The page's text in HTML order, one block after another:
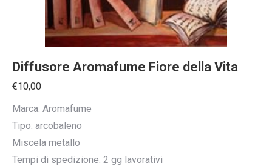
Diffusore Aromafume Fiore della Vita
€10,00
Marca: Aromafume
Tipo: arcobaleno
Miscela metallo
Tempi di spedizione: 2 gg lavorativi